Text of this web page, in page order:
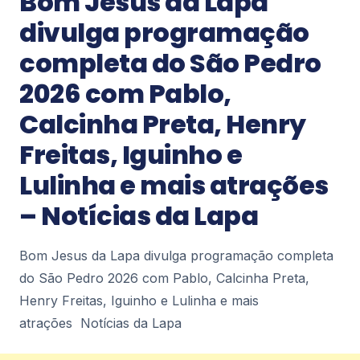
HOSPITAL INFANTIL ISMÉLIA DA SILVEIRA PASSA A
CONTAR COM ÁREA DO 1º ANDAR TOTALMENTE
REFORMADA Prefeitura Municipal de Duque de
Caxias
2
Notícias
Falso médico é preso em flagrante
durante atendimento a criança com
câncer em Nova Iguaçu –
diariodorio.com
Falso médico é preso em flagrante durante
atendimento a criança com câncer em Nova
Iguaçu diariodorio.com
Notícias
Prefeitura de Nova Iguaçu instala
Gabinete de Crise e reforça ações
preventivas diante da previsão de
divulga programação
completa do São Pedro
2026 com Pablo,
Calcinha Preta, Henry
Freitas, Iguinho e
Lulinha e mais atrações
– Notícias da Lapa
Bom Jesus da Lapa divulga programação completa
do São Pedro 2026 com Pablo, Calcinha Preta,
Henry Freitas, Iguinho e Lulinha e mais
atrações Notícias da Lapa